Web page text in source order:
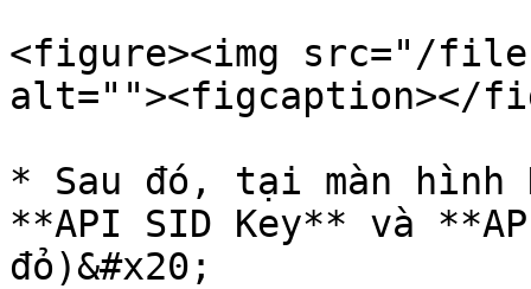
<figure><img src="/
alt=""><figcaption></
* Sau đó, tại màn
**API SID Key** và
đỏ)&#x20;